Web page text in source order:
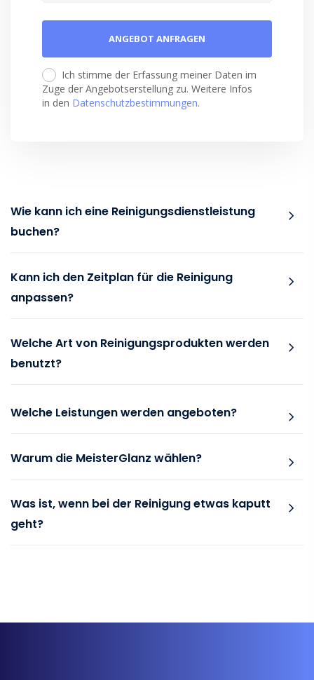
Ich stimme der Erfassung meiner Daten im
Zuge der Angebotserstellung zu. Weitere Infos
in den Datenschutzbestimmungen.
Wie kann ich eine Reinigungsdienstleistung
buchen?
Kann ich den Zeitplan für die Reinigung
anpassen?
Welche Art von Reinigungsprodukten werden
benutzt?
Welche Leistungen werden angeboten?
Warum die MeisterGlanz wählen?
Was ist, wenn bei der Reinigung etwas kaputt
geht?